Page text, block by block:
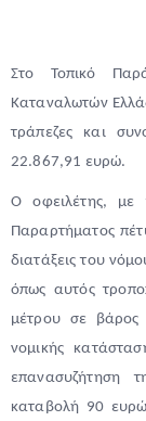
Στο Τοπικό
Καταναλωτών
τράπεζες και
22.867,91 ευρώ.
Ο οφειλέτης, με
Παραρτήματος
διατάξεις του
όπως αυτός
μέτρου σε βάρος
νομικής
επανασυζήτηση
καταβολή 90